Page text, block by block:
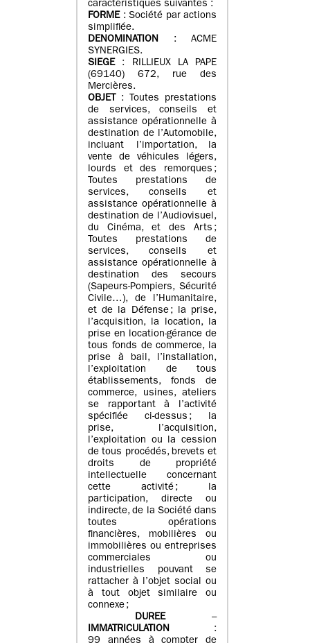
caractéristiques suivantes :
FORME: Société par actions
simplifiée.
DENOMINATION : ACME
SYNERGIES.
SIEGE: RILLIEUX LA PAPE
(69140) 672, rue des
Mercières.
OBJET
: Toutes prestations
de services, conseils et
assistance opérationnelle à
destination de l’Automobile,
incluant l’importation, la
vente de véhicules légers,
lourds et des remorques ;
Toutes prestations de
services, conseils et
assistance opérationnelle à
destination de l’Audiovisuel,
du Cinéma, et des Arts ;
Toutes prestations de
services, conseils et
assistance opérationnelle à
destination des secours
(Sapeurs-Pompiers, Sécurité
Civile…), de l’Humanitaire,
et de la Défense ; la prise,
l’acquisition, la location, la
prise en location-gérance de
tous fonds de commerce, la
prise à bail, l’installation,
l’exploitation de tous
établissements, fonds de
commerce, usines, ateliers
se rapportant à l’activité
spécifiée ci-dessus ; la
prise, l’acquisition,
l’exploitation ou la cession
de tous procédés, brevets et
droits de propriété
intellectuelle concernant
cette activité ; la
participation, directe ou
indirecte, de la Société dans
toutes opérations
financières, mobilières ou
immobilières ou entreprises
commerciales ou
industrielles pouvant se
rattacher à l’objet social ou
à tout objet similaire ou
connexe ;
DUREE–
IMMATRICULATION :